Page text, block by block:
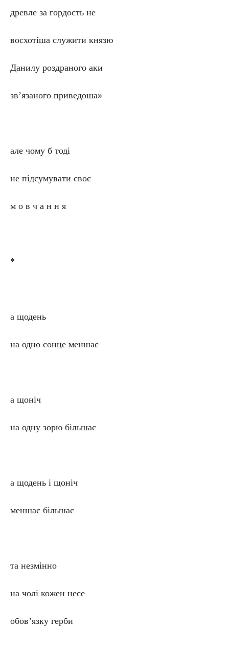
древле за гордость не
восхотіша служити князю
Данилу роздраного аки
зв’язаного приведоша»
але чому б тоді
не підсумувати своє
м о в ч а н н я
*
а щодень
на одно сонце меншає
а щоніч
на одну зорю більшає
а щодень і щоніч
меншає більшає
та незмінно
на чолі кожен несе
обов’язку герби